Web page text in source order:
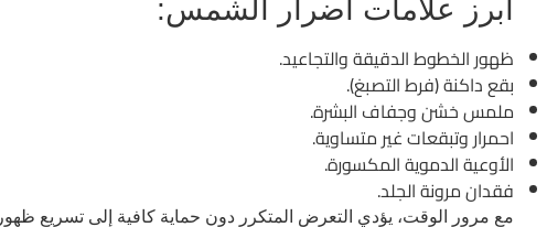
أبرز علامات أضرار الشمس:
ظهور الخطوط الدقيقة والتجاعيد.
بقع داكنة (فرط التصبغ).
ملمس خشن وجفاف البشرة.
احمرار وتبقعات غير متساوية.
الأوعية الدموية المكسورة.
فقدان مرونة الجلد.
مع مرور الوقت، يؤدي التعرض المتكرر دون حماية كافية إلى تسريع